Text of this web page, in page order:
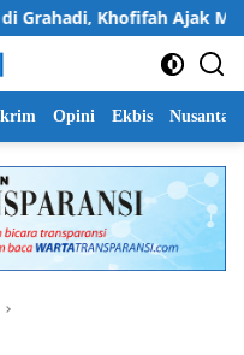
Khofifah Ajak
Opini Ekbis Nusantara